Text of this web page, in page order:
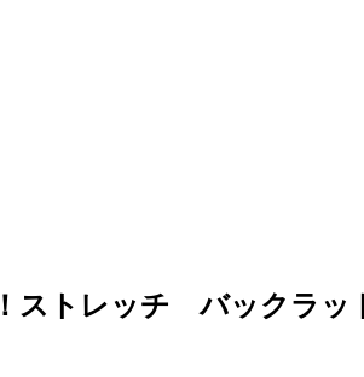
ストレッチ バックラッ